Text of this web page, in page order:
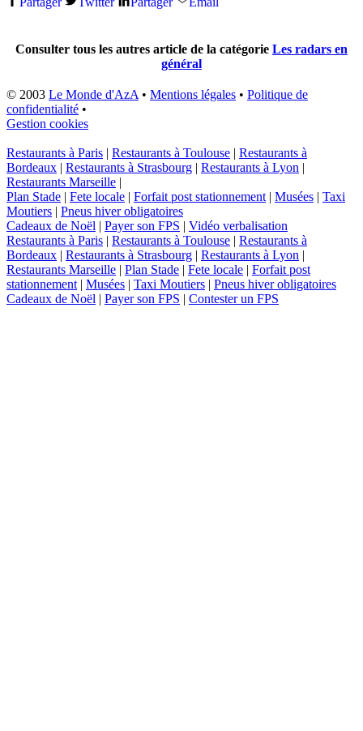
Consulter tous les autres article de la catégorie Les radars en
général
© 2003 Le Monde d'AzA • Mentions légales • Politique de
confidentialité •
Gestion cookies
Restaurants à Paris | Restaurants à Toulouse | Restaurants à
Bordeaux | Restaurants à Strasbourg | Restaurants à Lyon |
Restaurants Marseille |
Plan Stade | Fete locale | Forfait post stationnement | Musées | Taxi
Moutiers | Pneus hiver obligatoires
Cadeaux de Noël | Payer son FPS | Vidéo verbalisation
Restaurants à Paris | Restaurants à Toulouse | Restaurants à
Bordeaux | Restaurants à Strasbourg | Restaurants à Lyon |
Restaurants Marseille | Plan Stade | Fete locale | Forfait post
stationnement | Musées | Taxi Moutiers | Pneus hiver obligatoires
Cadeaux de Noël | Payer son FPS | Contester un FPS